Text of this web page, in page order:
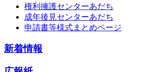
権利擁護センターあだち
成年後見センターあだち
申請書等様式まとめページ
新着情報